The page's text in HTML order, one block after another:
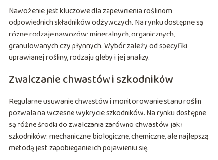
Nawożenie jest kluczowe dla zapewnienia roślinom
odpowiednich składników odżywczych. Na rynku dostępne są
różne rodzaje nawozów: mineralnych, organicznych,
granulowanych czy płynnych. Wybór zależy od specyfiki
uprawianej rośliny, rodzaju gleby i jej analizy.
Zwalczanie chwastów i szkodników
Regularne usuwanie chwastów i monitorowanie stanu roślin
pozwala na wczesne wykrycie szkodników. Na rynku dostępne
są różne środki do zwalczania zarówno chwastów jak i
szkodników: mechaniczne, biologiczne, chemiczne, ale najlepszą
metodą jest zapobieganie ich pojawieniu się.